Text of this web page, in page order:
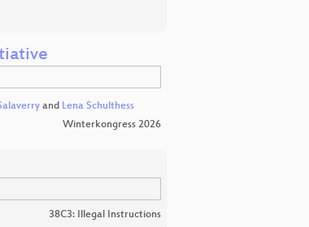
and Lena Schulthess
Winterkongress 2026
38C3: Illegal Instructions